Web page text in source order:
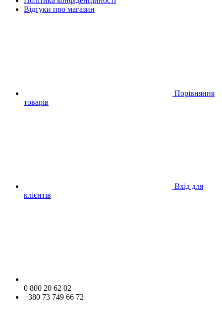
Відгуки про магазин
Порівняння
товарів
Вхід для
клієнтів
0 800 20 62 02
+380 73 749 66 72